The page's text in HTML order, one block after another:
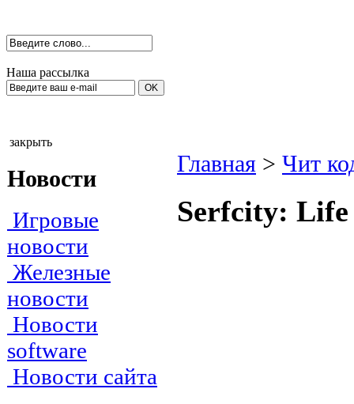
Наша рассылка
закрыть
Новости
Игровые
новости
Железные
новости
Новости
software
Новости сайта
Главная > Чит
Serfсitу: